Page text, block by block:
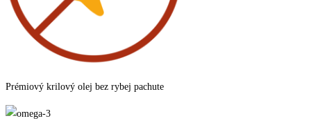
Prémiový krilový olej bez rybej pachute